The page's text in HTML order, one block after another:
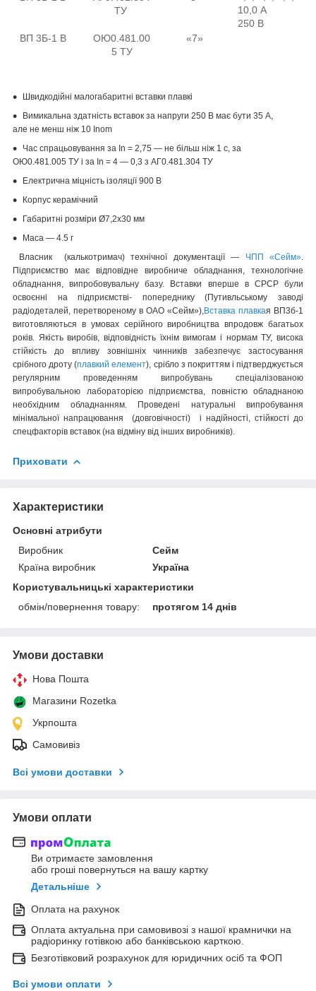
10,0 А
250 В
ТУ
ВП 3Б-1 В
ОЮ0.481.00
5 ТУ
«7»
Швидкодійні малогабаритні вставки плавкі
Вимикальна здатність вставок за напруги 250 В має бути 35 А,
але не менш ніж 10 Inom
Час спрацьовування за In = 2,75 — не більш ніж 1 с, за
ОЮ0.481.005 ТУ і за In = 4 — 0,3 з АГ0.481.304 ТУ
Електрична міцність ізоляції 900 В
Корпус керамічний
Габаритні розміри Ø7,2х30 мм
Маса — 4.5 г
Власник (калькотримач) технічної документації —
ЧПП «Сейм».
Підприємство має відповідне виробниче обладнання, технологічне
обладнання, випробовувальну базу. Вставки вперше в СРСР були
освоєнні на підприємстві- попереднику (Путивльському заводі
радіодеталей, перетвореному в ОАО «Сейм»),Вставка плавкая ВП3б-1
виготовляються в умовах серійного виробництва впродовж багатьох
років. Якість виробів, відповідність їхнім вимогам і нормам ТУ, висока
стійкість до впливу зовнішніх чинників забезпечує застосування
срібного дроту (плавкий елемент), срібло з покриттям і підтверджується
регулярним проведенням випробувань спеціалізованою
випробувальною лабораторією підприємства, повністю обладнаною
необхідним обладнанням. Проведені натуральні випробування
мінімальної напрацювання (довговічності) і надійності, стійкості до
спецфакторів вставок (на відміну від інших виробників).
Приховати
Характеристики
Основні атрибути
Виробник
Сейм
Країна виробник
Україна
Користувальницькі характеристики
обмін/повернення товару:
протягом 14 днів
Умови доставки
Нова Пошта
Магазини Rozetka
Укрпошта
Самовивіз
Всі умови доставки
Умови оплати
Ви отримаєте замовлення
або гроші повернуться на вашу картку
Детальніше
Оплата на рахунок
Оплата актуальна при самовивозі з нашої крамнички на
радіоринку готівкою або банківською карткою.
Безготівковий розрахунок для юридичних осіб та ФОП
Всі умови оплати